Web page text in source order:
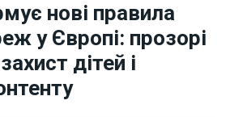
нові правила
у Європі: прозорі
дітей і